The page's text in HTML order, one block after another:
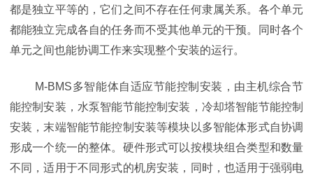
都是独立平等的，它们之间不存在任何隶属关系。各个单元
都能独立完成各自的任务而不受其他单元的干预。同时各个
单元之间也能协调工作来实现整个安装的运行。
M-BMS多智能体自适应节能控制安装，由主机综合节
能控制安装，水泵智能节能控制安装，冷却塔智能节能控制
安装，末端智能节能控制安装等模块以多智能体形式自协调
形成一个统一的整体。硬件形式可以按模块组合类型和数量
不同，适用于不同形式的机房安装，同时，也适用于强弱电